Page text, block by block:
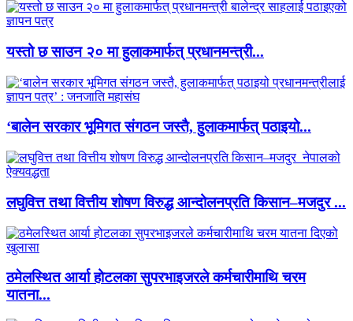
यस्तो छ साउन २० मा हुलाकमार्फत् प्रधानमन्त्री...
‘बालेन सरकार भूमिगत संगठन जस्तै, हुलाकमार्फत् पठाइयो...
लघुवित्त तथा वित्तीय शोषण विरुद्ध आन्दोलनप्रति किसान–मजदुर ...
ठमेलस्थित आर्या होटलका सुपरभाइजरले कर्मचारीमाथि चरम
यातना...